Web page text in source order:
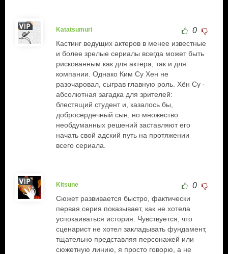
Katatsumuri 0
Кастинг ведущих актеров в менее известные
и более зрелые сериалы всегда может быть
рискованным как для актера, так и для
компании. Однако Ким Су Хен не
разочаровал, сыграв главную роль. Хён Су -
абсолютная загадка для зрителей:
блестящий студент и, казалось бы,
добросердечный сын, но множество
необдуманных решений заставляют его
начать свой адский путь на протяжении
всего сериала.
Kitsune 0
Сюжет развивается быстро, фактически
первая серия показывает, как не хотела
успокаиваться история. Чувствуется, что
сценарист не хотел закладывать фундамент,
тщательно представляя персонажей или
сюжетную линию, я просто говорю, а не